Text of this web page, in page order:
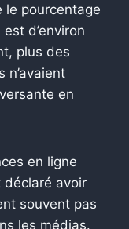
le pourcentage
d’environ
plus des
n’avaient
en
en ligne
déclaré avoir
souvent pas
les médias.